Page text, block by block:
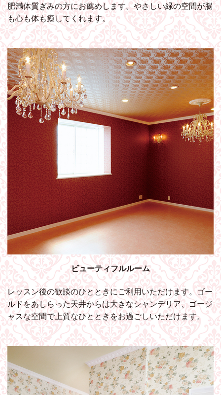
肥満体質ぎみの方にお薦めします。やさしい緑の空間が脳
も心も体も癒してくれます。
ビューティフルルーム
レッスン後の歓談のひとときにご利用いただけます。ゴー
ルドをあしらった天井からは大きなシャンデリア、ゴージ
ャスな空間で上質なひとときをお過ごしいただけます。